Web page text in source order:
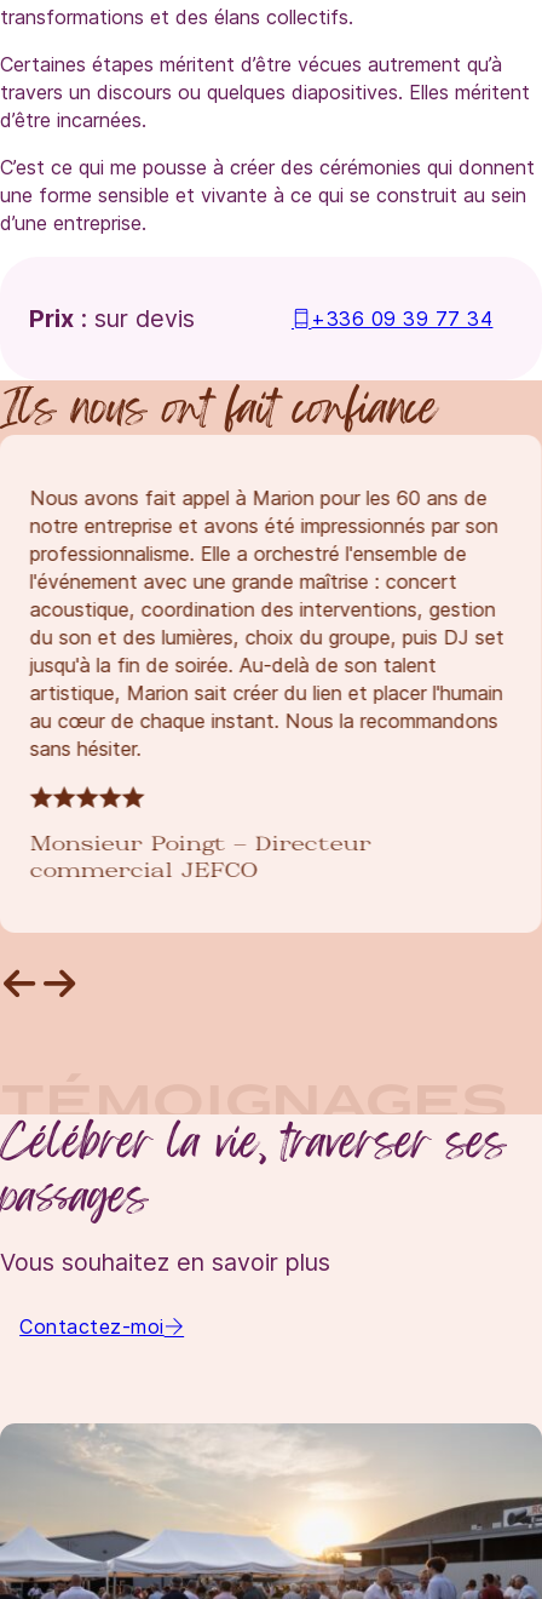
transformations et des élans collectifs.
Certaines étapes méritent d’être vécues autrement qu’à
travers un discours ou quelques diapositives. Elles méritent
d’être incarnées.
C’est ce qui me pousse à créer des cérémonies qui donnent
une forme sensible et vivante à ce qui se construit au sein
d’une entreprise.
Prix : sur devis +336 09 39 77 34
Ils nous ont fait confiance
Nous avons fait appel à Marion pour les 60 ans de
notre entreprise et avons été impressionnés par son
professionnalisme. Elle a orchestré l'ensemble de
l'événement avec une grande maîtrise : concert
acoustique, coordination des interventions, gestion
du son et des lumières, choix du groupe, puis DJ set
jusqu'à la fin de soirée. Au-delà de son talent
artistique, Marion sait créer du lien et placer l'humain
au cœur de chaque instant. Nous la recommandons
sans hésiter.
Monsieur Poingt – Directeur
commercial JEFCO
TÉMOIGNAGES
Célébrer la vie, traverser ses
passages
Vous souhaitez en savoir plus
Contactez-moi